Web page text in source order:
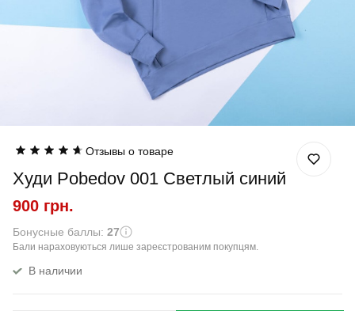
Отзывы о товаре
Худи Pobedov 001 Светлый синий
900 грн.
Бонусные баллы: 27
Бали нараховуються лише зареєстрованим покупцям.
В наличии